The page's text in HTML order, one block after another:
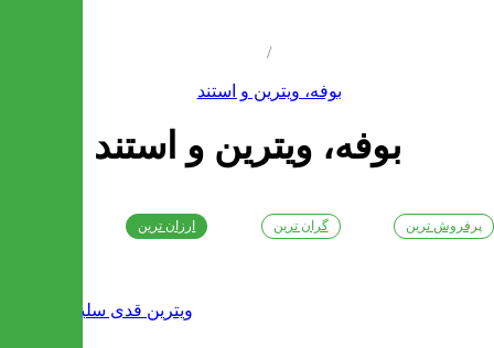
/
بوفه، ویترین و استند
بوفه، ویترین و استند
ارزان ترین گران ترین پرفروش ترین